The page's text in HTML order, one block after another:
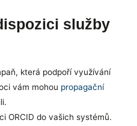
služby
která podpoří využívání
vám mohou propagační
ORCID do vašich systémů.